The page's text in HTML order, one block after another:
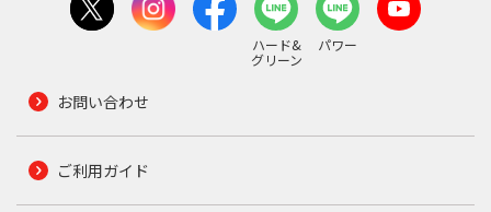
ハード&
グリーン
パワー
お問い合わせ
ご利用ガイド